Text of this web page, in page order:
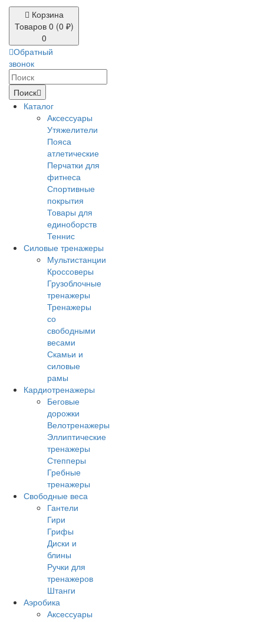
Корзина
Товаров 0 (0 ₽)
0
Обратный
звонок
Поиск
Каталог
Аксессуары
Утяжелители
Пояса
атлетические
Перчатки для
фитнеса
Спортивные
покрытия
Товары для
единоборств
Теннис
Силовые тренажеры
Мультистанции
Кроссоверы
Грузоблочные
тренажеры
Тренажеры
со
свободными
весами
Скамьи и
силовые
рамы
Кардиотренажеры
Беговые
дорожки
Велотренажеры
Эллиптические
тренажеры
Степперы
Гребные
тренажеры
Свободные веса
Гантели
Гири
Грифы
Диски и
блины
Ручки для
тренажеров
Штанги
Аэробика
Аксессуары